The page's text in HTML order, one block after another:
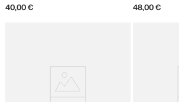
40,00 € 48,00 €